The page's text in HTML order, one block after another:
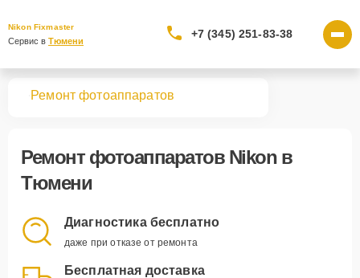
Nikon Fixmaster
Сервис в Тюмени
+7 (345) 251-83-38
Ремонт фотоаппаратов
Ремонт фотоаппаратов Nikonв
Тюмени
Диагностика бесплатно
даже при отказе от ремонта
Бесплатная доставка